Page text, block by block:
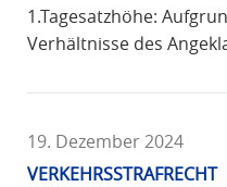
1.Tagesatzhöhe:
Verhältnisse des
19. Dezember 2024
VERKEHRSSTRAFRECHT